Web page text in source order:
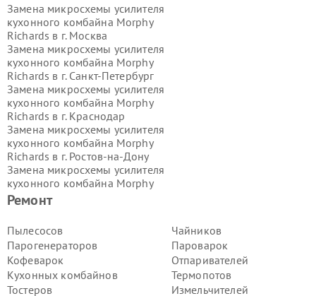
Ремонт
Пылесосов
Парогенераторов
Кофеварок
Кухонных комбайнов
Тостеров
Чайников
Пароварок
Отпаривателей
Термопотов
Измельчителей
Замена микросхемы усилителя
кухонного комбайна Morphy
Richards в г. Москва
Замена микросхемы усилителя
кухонного комбайна Morphy
Richards в г. Санкт-Петербург
Замена микросхемы усилителя
кухонного комбайна Morphy
Richards в г. Краснодар
Замена микросхемы усилителя
кухонного комбайна Morphy
Richards в г. Ростов-на-Дону
Замена микросхемы усилителя
кухонного комбайна Morphy
Richards в г.
Замена микросхемы усилителя
Richards в г.
Замена микросхемы усилителя
кухонного комбайна Morphy
Richards в г.Екатеринбург
Замена микросхемы усилителя